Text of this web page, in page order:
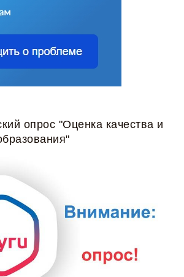
опрос "Оценка качества и